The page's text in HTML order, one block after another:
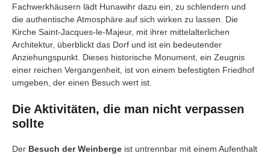
Fachwerkhäusern lädt Hunawihr dazu ein, zu schlendern und
die authentische Atmosphäre auf sich wirken zu lassen. Die
Kirche Saint-Jacques-le-Majeur, mit ihrer mittelalterlichen
Architektur, überblickt das Dorf und ist ein bedeutender
Anziehungspunkt. Dieses historische Monument, ein Zeugnis
einer reichen Vergangenheit, ist von einem befestigten Friedhof
umgeben, der einen Besuch wert ist.
Die Aktivitäten, die man nicht verpassen
sollte
Der Besuch der Weinberge ist untrennbar mit einem Aufenthalt